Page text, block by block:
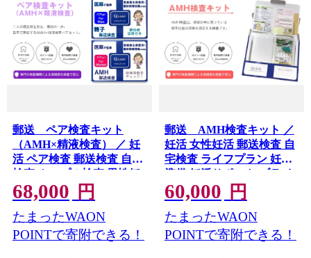
郵送 ペア検査キット
（AMH×精液検査） ／ 妊
活 ペア検査 郵送検査 自宅
検査 カップル検査 男性妊
活 女性妊活 妊活準備 ブラ
イダルチェック 妊活サポ
ート ライフプラン 指先採
血 WHO基準 データ管理
68,000 円
たまったWAON
POINTで寄附できる！
郵送 AMH検査キット ／
妊活 女性妊活 郵送検査 自
宅検査 ライフプラン 妊活
準備 妊活サポート ブライ
ダルチェック 健康管理 指
先採血 検査キット 将来設
計 女性ヘルスケア データ
管理 埼玉県 No.616
60,000 円
たまったWAON
POINTで寄附できる！